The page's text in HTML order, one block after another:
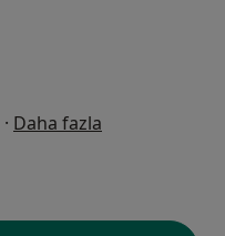
· Daha fazla